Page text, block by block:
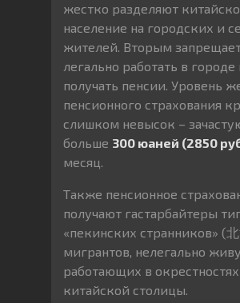
жестко разделяют
население на городских и
жителей. Вторым
легально работать в городе
получать пенсии. Уровень
пенсионного страхования
слишком невысок –
больше 300 юаней (2850
месяц.
Также пенсионное
получают гастарбайтеры
«пекинских странников» (
мигрантов, нелегально
работающих в окрестностях
китайской столицы.